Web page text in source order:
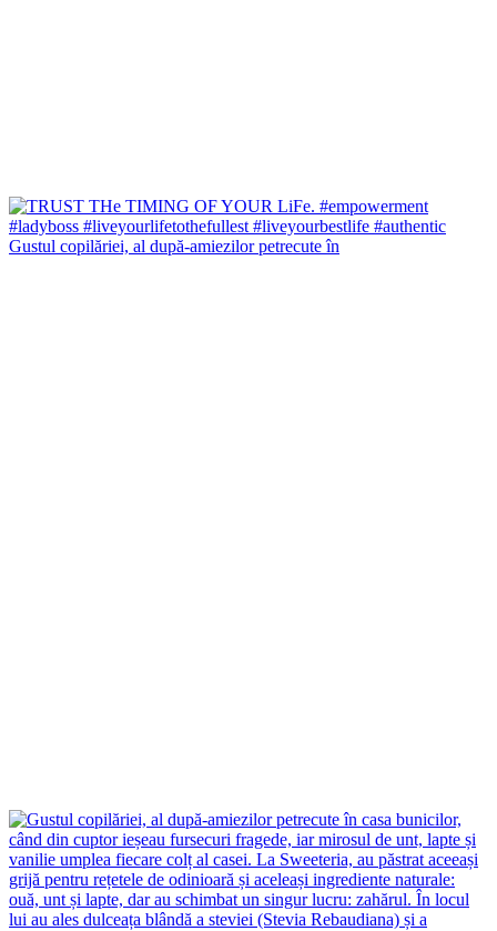
Gustul copilăriei, al după-amiezilor petrecute în